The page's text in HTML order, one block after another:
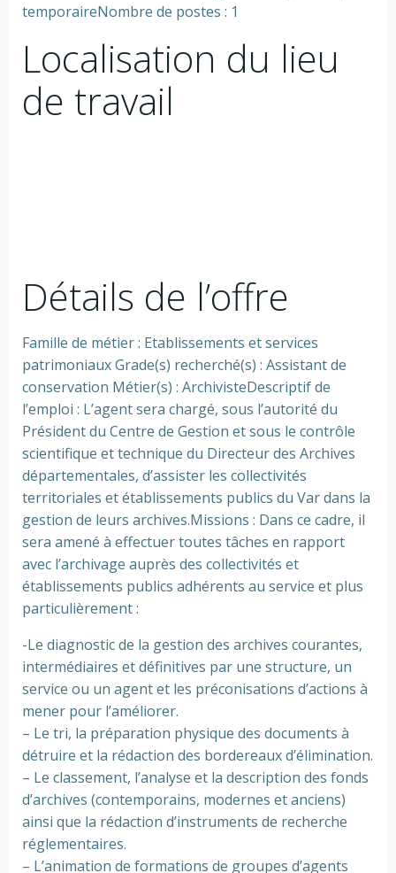
temporaireNombre de postes : 1
Localisation du lieu
de travail
Détails de l’offre
Famille de métier : Etablissements et services
patrimoniaux Grade(s) recherché(s) : Assistant de
conservation Métier(s) : ArchivisteDescriptif de
l’emploi : L’agent sera chargé, sous l’autorité du
Président du Centre de Gestion et sous le contrôle
scientifique et technique du Directeur des Archives
départementales, d’assister les collectivités
territoriales et établissements publics du Var dans la
gestion de leurs archives.Missions : Dans ce cadre, il
sera amené à effectuer toutes tâches en rapport
avec l’archivage auprès des collectivités et
établissements publics adhérents au service et plus
particulièrement :
-Le diagnostic de la gestion des archives courantes,
intermédiaires et définitives par une structure, un
service ou un agent et les préconisations d’actions à
mener pour l’améliorer.
– Le tri, la préparation physique des documents à
détruire et la rédaction des bordereaux d’élimination.
– Le classement, l’analyse et la description des fonds
d’archives (contemporains, modernes et anciens)
ainsi que la rédaction d’instruments de recherche
réglementaires.
– L’animation de formations de groupes d’agents